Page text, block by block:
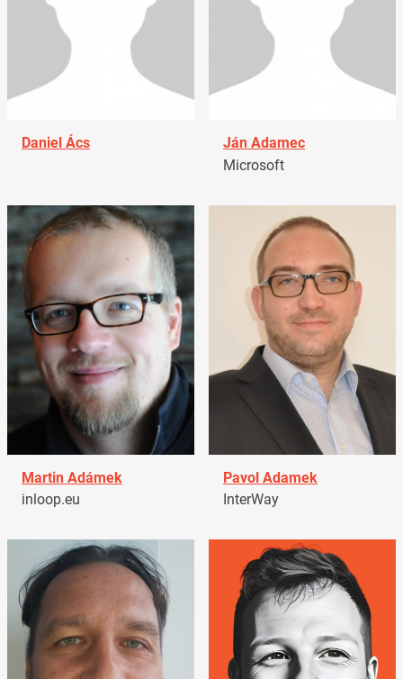
Daniel Ács
Ján Adamec
Microsoft
Martin Adámek
inloop.eu
Pavol Adamek
InterWay